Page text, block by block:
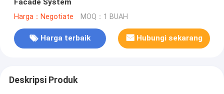
Facade System
Harga：Negotiate MOQ：1 BUAH
Harga terbaik Hubungi sekarang
Deskripsi Produk